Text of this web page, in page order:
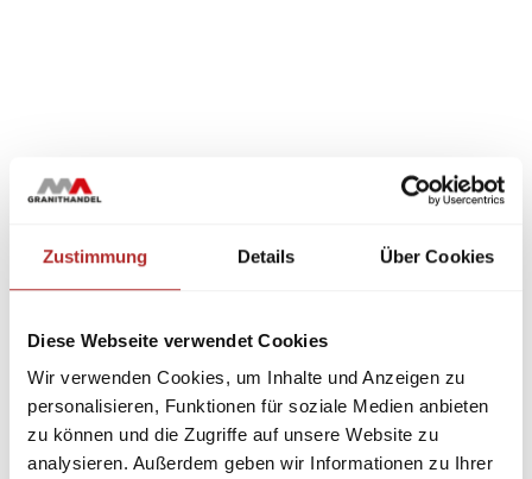
Zustimmung Details Über Cookies
Diese Webseite verwendet Cookies
Wir verwenden Cookies, um Inhalte und Anzeigen zu
personalisieren, Funktionen für soziale Medien anbieten
zu können und die Zugriffe auf unsere Website zu
analysieren. Außerdem geben wir Informationen zu Ihrer